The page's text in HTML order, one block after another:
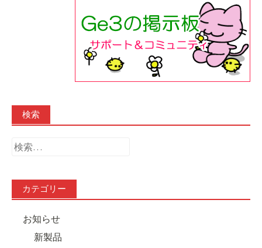
検索
検
カテゴリー
お知らせ
新製品